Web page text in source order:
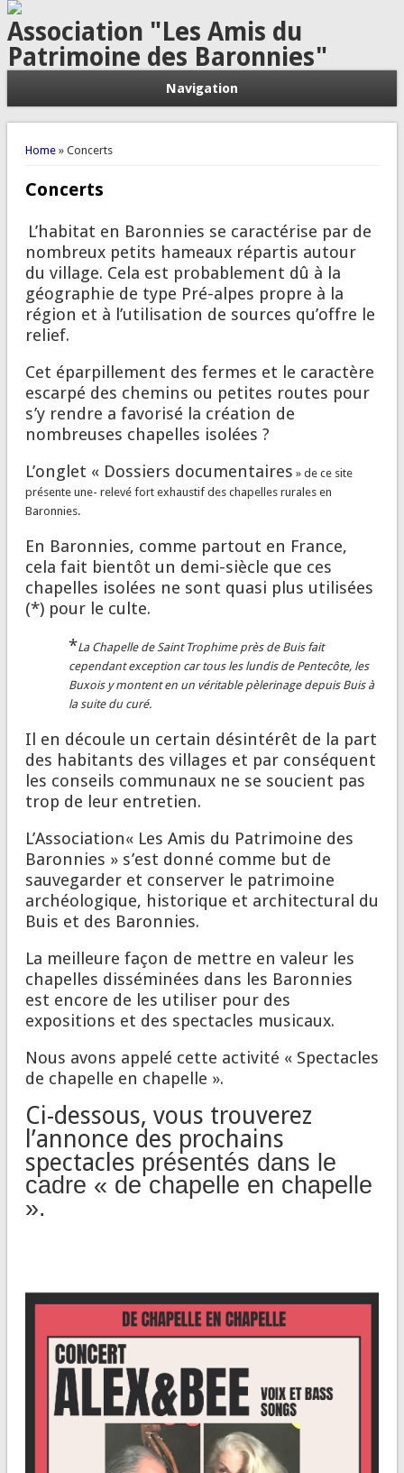
Association "Les Amis du
Patrimoine des Baronnies"
Navigation
You are here
Home» Concerts
Concerts
L’habitat en Baronnies se caractérise par de
nombreux petits hameaux répartis autour
du village. Cela est probablement dû à la
géographie de type Pré-alpes propre à la
région et à l’utilisation de sources qu’offre le
relief.
Cet éparpillement des fermes et le caractère
escarpé des chemins ou petites routes pour
s’y rendre a favorisé la création de
nombreuses chapelles isolées ?
L’onglet « Dossiers documentaires » de ce site
présente une- relevé fort exhaustif des chapelles rurales en
Baronnies.
En Baronnies, comme partout en France,
cela fait bientôt un demi-siècle que ces
chapelles isolées ne sont quasi plus utilisées
(*) pour le culte.
*La Chapelle de Saint Trophime près de Buis fait
cependant exception car tous les lundis de Pentecôte, les
Buxois y montent en un véritable pèlerinage depuis Buis à
la suite du curé.
Il en découle un certain désintérêt de la part
des habitants des villages et par conséquent
les conseils communaux ne se soucient pas
trop de leur entretien.
L’Association« Les Amis du Patrimoine des
Baronnies » s’est donné comme but de
sauvegarder et conserver le patrimoine
archéologique, historique et architectural du
Buis et des Baronnies.
La meilleure façon de mettre en valeur les
chapelles disséminées dans les Baronnies
est encore de les utiliser pour des
expositions et des spectacles musicaux.
Nous avons appelé cette activité « Spectacles
de chapelle en chapelle ».
Ci-dessous, vous trouverez
l’annonce des prochains
spectacles présentés dans le
cadre « de chapelle en chapelle
».